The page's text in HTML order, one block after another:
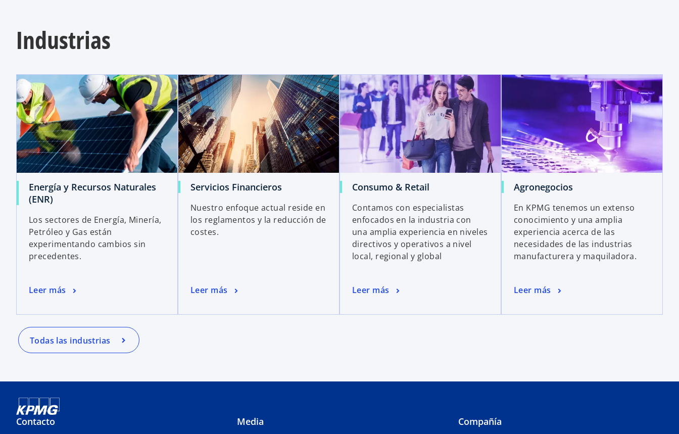
Industrias
Energía y Recursos Naturales
(ENR)
Los sectores de Energía, Minería,
Petróleo y Gas están
experimentando cambios sin
precedentes.
Leer más
Todas las industrias
Servicios Financieros
Nuestro enfoque actual reside en
los reglamentos y la reducción de
costes.
Leer más
Consumo & Retail
Contamos con especialistas
enfocados en la industria con
una amplia experiencia en niveles
directivos y operativos a nivel
local, regional y global
Leer más
Agronegocios
En KPMG tenemos un extenso
conocimiento y una amplia
experiencia acerca de las
necesidades de las industrias
manufacturera y maquiladora.
Leer más
Contacto Media Compañía